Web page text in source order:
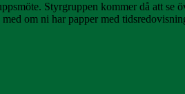
Styrgruppen kommer då att
om ni har papper med